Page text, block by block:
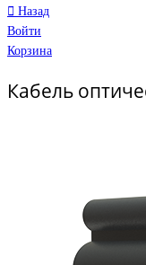
Назад
Войти
Корзина
Кабель